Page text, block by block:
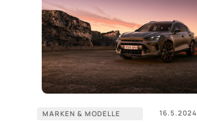
MARKEN & MODELLE 16.5.2024